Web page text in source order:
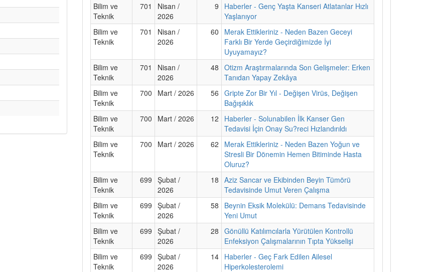
Bilim ve
Teknik
701
Nisan /
2026
9
Haberler - Genç Yaşta Kanseri Atlatanlar Hızlı
Yaşlanıyor
Bilim ve
Teknik
701
Nisan /
2026
60
Merak Ettikleriniz - Neden Bazen Geceyi
Farklı Bir Yerde Geçirdiğimizde İyi
Uyuyamayız?
Bilim ve
Teknik
701
Nisan /
2026
48
Otizm Araştırmalarında Son Gelişmeler: Erken
Tanıdan Yapay Zekâya
Bilim ve
Teknik
700 Mart / 2026 56
Gripte Zor Bir Yıl - Değişen Virüs, Değişen
Bağışıklık
Bilim ve
Teknik
700 Mart / 2026 12
Haberler - Solunabilen İlk Kanser Gen
Tedavisi İçin Onay Su?reci Hızlandırıldı
Bilim ve
Teknik
700 Mart / 2026 62
Merak Ettikleriniz - Neden Bazen Yoğun ve
Stresli Bir Dönemin Hemen Bitiminde Hasta
Oluruz?
Bilim ve
Teknik
699
Şubat /
2026
18
Aziz Sancar ve Ekibinden Beyin Tümörü
Tedavisinde Umut Veren Çalışma
Bilim ve
Teknik
699
Şubat /
2026
58
Beynin Eksik Molekülü: Demans Tedavisinde
Yeni Umut
Bilim ve
Teknik
699
Şubat /
2026
28
Gönüllü Katılımcılarla Yürütülen Kontrollü
Enfeksiyon Çalışmalarının Tıpta Yükselişi
Bilim ve
Teknik
699
Şubat /
2026
14 Haberler - Geç Fark Edilen Ailesel
Hiperkolesterolemi